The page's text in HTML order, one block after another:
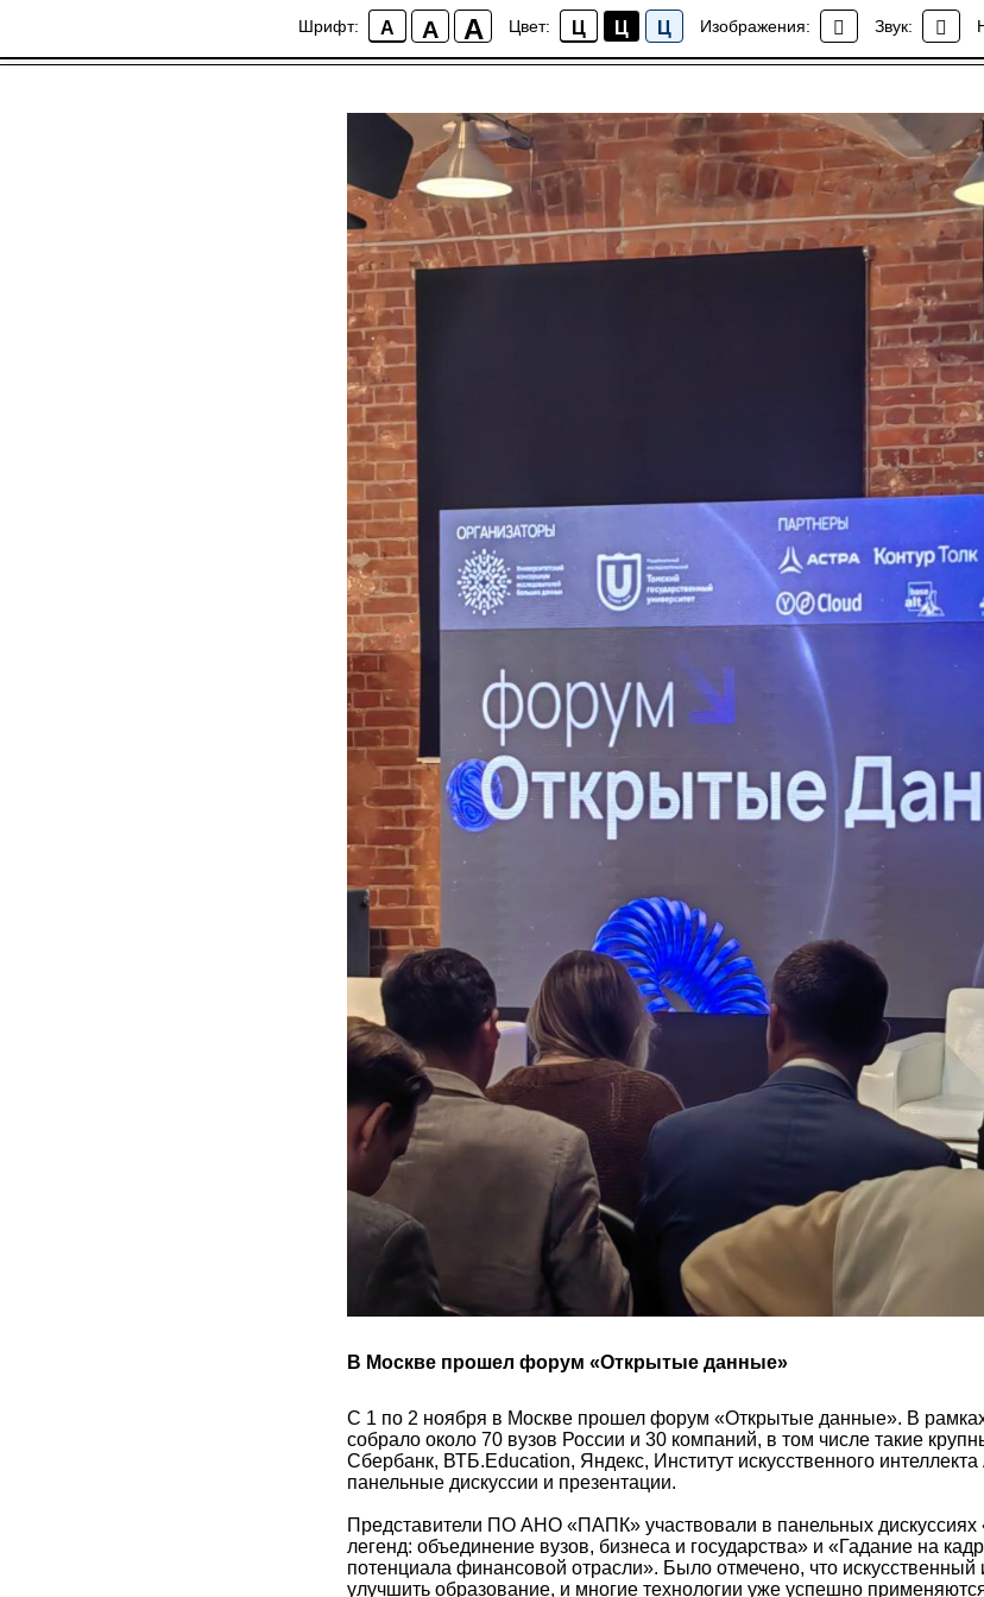
Шрифт: A A A Цвет: Ц Ц Ц Изображения: Звук:
Новости
В Москве прошел форум «Открытые данные»
С 1 по 2 ноября в Москве прошел форум «Открытые данные». В рамках
собрало около 70 вузов России и 30 компаний, в том числе такие
Сбербанк, ВТБ.Education, Яндекс, Институт искусственного
панельные дискуссии и презентации.
Представители ПО АНО «ПАПК» участвовали в панельных
легенд: объединение вузов, бизнеса и государства» и «Гадание на
потенциала финансовой отрасли». Было отмечено, что искусственный
улучшить образование, и многие технологии уже успешно